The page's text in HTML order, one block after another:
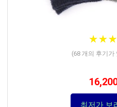
★★★
★★★
(68 개의 후기가
최저가 보